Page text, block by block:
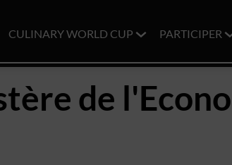
CULINARY WORLD CUP PARTICIPER
de